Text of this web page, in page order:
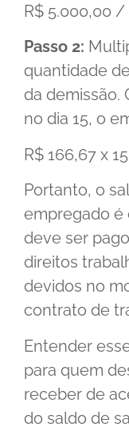
R$ 5.000,00 /
Passo 2:
quantidade
da demissão.
no dia 15, o
R$ 166,67 x
Portanto, o
empregado é
deve ser
direitos
devidos no
contrato de
Entender
para quem
receber de
do saldo de